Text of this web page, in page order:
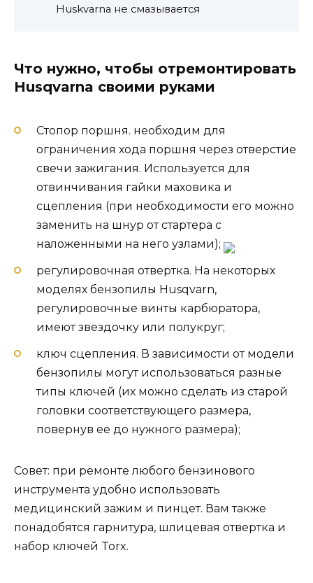
Huskvarna не смазывается
Что нужно, чтобы отремонтировать
Husqvarna своими руками
Стопор поршня. необходим для
ограничения хода поршня через отверстие
свечи зажигания. Используется для
отвинчивания гайки маховика и
сцепления (при необходимости его можно
заменить на шнур от стартера с
наложенными на него узлами);
регулировочная отвертка. На некоторых
моделях бензопилы Husqvarn,
регулировочные винты карбюратора,
имеют звездочку или полукруг;
ключ сцепления. В зависимости от модели
бензопилы могут использоваться разные
типы ключей (их можно сделать из старой
головки соответствующего размера,
повернув ее до нужного размера);
Совет: при ремонте любого бензинового
инструмента удобно использовать
медицинский зажим и пинцет. Вам также
понадобятся гарнитура, шлицевая отвертка и
набор ключей Torx.